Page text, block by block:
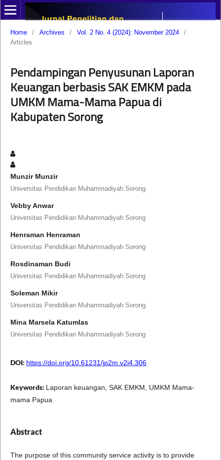
Home / Archives / Vol. 2 No. 4 (2024): November 2024
/
Articles
Pendampingan Penyusunan Laporan
Keuangan berbasis SAK EMKM pada
UMKM Mama-Mama Papua di
Kabupaten Sorong
Munzir Munzir
Universitas Pendidikan Muhammadiyah Sorong
Vebby Anwar
Universitas Pendidikan Muhammadiyah Sorong
Henraman Henraman
Universitas Pendidikan Muhammadiyah Sorong
Rosdinaman Budi
Universitas Pendidikan Muhammadiyah Sorong
Soleman Mikir
Universitas Pendidikan Muhammadiyah Sorong
Mina Marsela Katumlas
Universitas Pendidikan Muhammadiyah Sorong
DOI: https://doi.org/10.61231/jp2m.v2i4.306
Keywords: Laporan keuangan, SAK EMKM, UMKM Mama-
mama Papua
Abstract
The purpose of this community service activity is to provide